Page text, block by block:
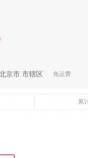
京市 市辖区 免运费
累